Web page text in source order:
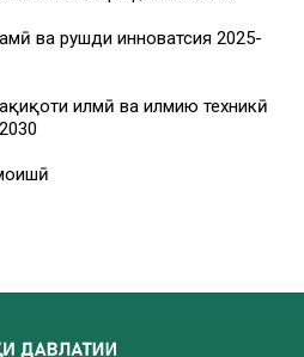
ва рушди инноватсия 2025-
илмӣ ва илмию техникӣ